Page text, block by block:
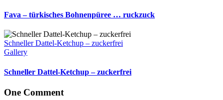
Fava – türkisches Bohnenpüree … ruckzuck
Schneller Dattel-Ketchup – zuckerfrei
Gallery
Schneller Dattel-Ketchup – zuckerfrei
One Comment